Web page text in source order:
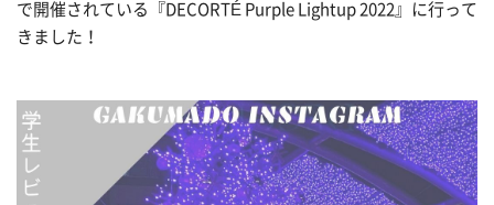
で開催されている『DECORTÉ Purple Lightup 2022』に行って
きました！